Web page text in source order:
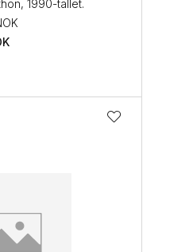
1990-tallet.